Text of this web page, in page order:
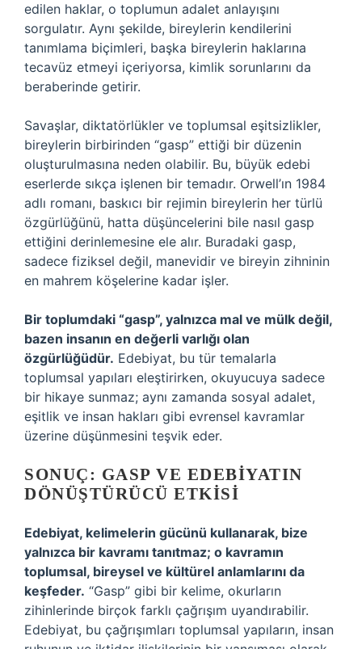
edilen haklar, o toplumun adalet anlayışını
sorgulatır. Aynı şekilde, bireylerin kendilerini
tanımlama biçimleri, başka bireylerin haklarına
tecavüz etmeyi içeriyorsa, kimlik sorunlarını da
beraberinde getirir.
Savaşlar, diktatörlükler ve toplumsal eşitsizlikler,
bireylerin birbirinden “gasp” ettiği bir düzenin
oluşturulmasına neden olabilir. Bu, büyük edebi
eserlerde sıkça işlenen bir temadır. Orwell’ın 1984
adlı romanı, baskıcı bir rejimin bireylerin her türlü
özgürlüğünü, hatta düşüncelerini bile nasıl gasp
ettiğini derinlemesine ele alır. Buradaki gasp,
sadece fiziksel değil, manevidir ve bireyin zihninin
en mahrem köşelerine kadar işler.
Bir toplumdaki “gasp”, yalnızca mal ve mülk değil,
bazen insanın en değerli varlığı olan
özgürlüğüdür. Edebiyat, bu tür temalarla
toplumsal yapıları eleştirirken, okuyucuya sadece
bir hikaye sunmaz; aynı zamanda sosyal adalet,
eşitlik ve insan hakları gibi evrensel kavramlar
üzerine düşünmesini teşvik eder.
SONUÇ: GASP VE EDEBIYATIN
DÖNÜŞTÜRÜCÜ ETKISI
Edebiyat, kelimelerin gücünü kullanarak, bize
yalnızca bir kavramı tanıtmaz; o kavramın
toplumsal, bireysel ve kültürel anlamlarını da
keşfeder. “Gasp” gibi bir kelime, okurların
zihinlerinde birçok farklı çağrışım uyandırabilir.
Edebiyat, bu çağrışımları toplumsal yapıların, insan